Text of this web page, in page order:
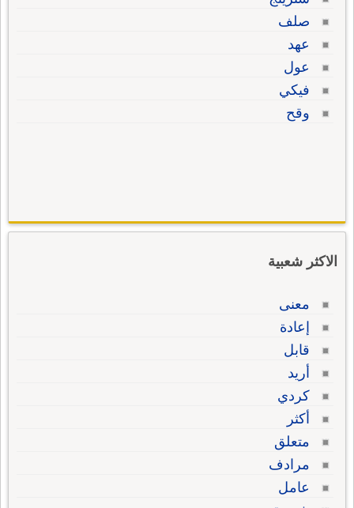
صلف
عهد
عول
فيكي
وقح
الاكثر شعبية
معنى
إعادة
قابل
أريد
كردي
أكثر
متعلق
مرادف
عامل